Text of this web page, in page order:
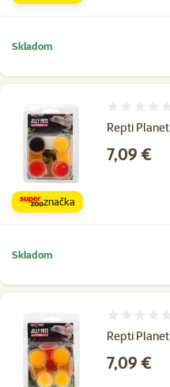
Skladom
Repti
Cena
7,09 €
značka
Skladom
Repti
Hodnotenie
Cena
7,09 €